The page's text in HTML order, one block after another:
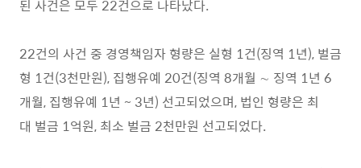
된 사건은 모두 22건으로 나타났다.
22건의 사건 중 경영책임자 형량은 실형 1건(징역 1년), 벌금
형 1건(3천만원), 집행유예 20건(징역 8개월 ∼ 징역 1년 6
개월, 집행유예 1년 ~ 3년) 선고되었으며, 법인 형량은 최
대 벌금 1억원, 최소 벌금 2천만원 선고되었다.